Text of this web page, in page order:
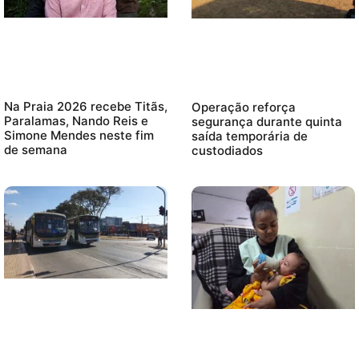
Na Praia 2026 recebe Titãs,
Paralamas, Nando Reis e
Simone Mendes neste fim
de semana
Operação reforça
segurança durante quinta
saída temporária de
custodiados